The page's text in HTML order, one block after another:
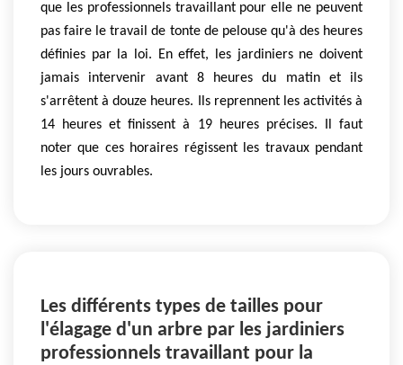
que les professionnels travaillant pour elle ne peuvent
pas faire le travail de tonte de pelouse qu'à des heures
définies par la loi. En effet, les jardiniers ne doivent
jamais intervenir avant 8 heures du matin et ils
s'arrêtent à douze heures. Ils reprennent les activités à
14 heures et finissent à 19 heures précises. Il faut
noter que ces horaires régissent les travaux pendant
les jours ouvrables.
Les différents types de tailles pour
l'élagage d'un arbre par les jardiniers
professionnels travaillant pour la